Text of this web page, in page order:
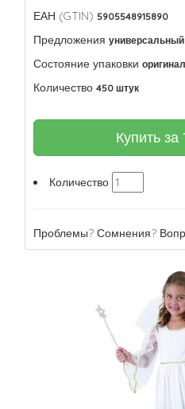
ЕАН (GTIN) 5905548915890
Предложения универсальный
Состояние упаковки
Количество 450 штук
Купить за
Количество
Проблемы? Сомнения?